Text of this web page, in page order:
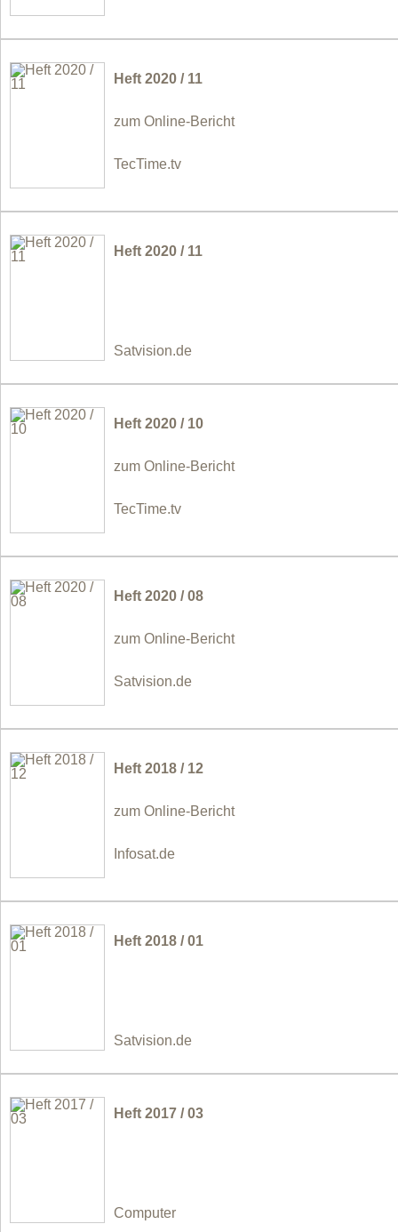
Heft 2020 / 11
zum Online-Bericht
TecTime.tv
Heft 2020 / 11
Satvision.de
Heft 2020 / 10
zum Online-Bericht
TecTime.tv
Heft 2020 / 08
zum Online-Bericht
Satvision.de
Heft 2018 / 12
zum Online-Bericht
Infosat.de
Heft 2018 / 01
Satvision.de
Heft 2017 / 03
Computer